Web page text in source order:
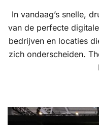
In vandaag’s snelle,
van de perfecte
bedrijven en locaties
zich onderscheiden.